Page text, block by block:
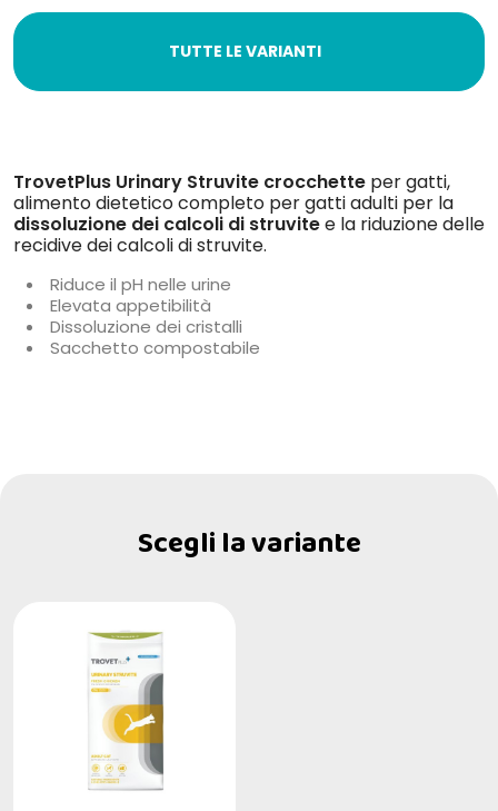
TUTTE LE VARIANTI
TrovetPlus Urinary Struvite crocchette per gatti,
alimento dietetico completo per gatti adulti per la
dissoluzione dei calcoli di struvitee la riduzione delle
recidive dei calcoli di struvite.
Riduce il pH nelle urine
Elevata appetibilità
Dissoluzione dei cristalli
Sacchetto compostabile
Scegli la variante